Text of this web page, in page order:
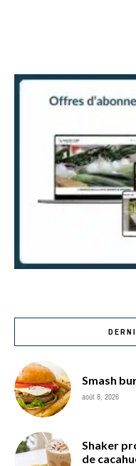
Smash
août 8, 2026
Shaker
de